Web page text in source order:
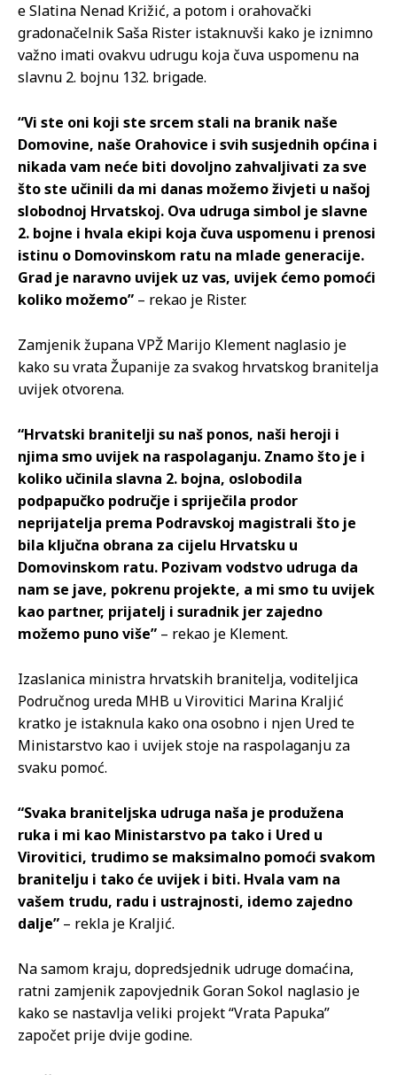
e Slatina Nenad Križić, a potom i orahovački
gradonačelnik Saša Rister istaknuvši kako je iznimno
važno imati ovakvu udrugu koja čuva uspomenu na
slavnu 2. bojnu 132. brigade.
“Vi ste oni koji ste srcem stali na branik naše
Domovine, naše Orahovice i svih susjednih općina i
nikada vam neće biti dovoljno zahvaljivati za sve
što ste učinili da mi danas možemo živjeti u našoj
slobodnoj Hrvatskoj. Ova udruga simbol je slavne
2. bojne i hvala ekipi koja čuva uspomenu i prenosi
istinu o Domovinskom ratu na mlade generacije.
Grad je naravno uvijek uz vas, uvijek ćemo pomoći
koliko možemo” – rekao je Rister.
Zamjenik župana VPŽ Marijo Klement naglasio je
kako su vrata Županije za svakog hrvatskog branitelja
uvijek otvorena.
“Hrvatski branitelji su naš ponos, naši heroji i
njima smo uvijek na raspolaganju. Znamo što je i
koliko učinila slavna 2. bojna, oslobodila
podpapučko područje i spriječila prodor
neprijatelja prema Podravskoj magistrali što je
bila ključna obrana za cijelu Hrvatsku u
Domovinskom ratu. Pozivam vodstvo udruga da
nam se jave, pokrenu projekte, a mi smo tu uvijek
kao partner, prijatelj i suradnik jer zajedno
možemo puno više” – rekao je Klement.
Izaslanica ministra hrvatskih branitelja, voditeljica
Područnog ureda MHB u Virovitici Marina Kraljić
kratko je istaknula kako ona osobno i njen Ured te
Ministarstvo kao i uvijek stoje na raspolaganju za
svaku pomoć.
“Svaka braniteljska udruga naša je produžena
ruka i mi kao Ministarstvo pa tako i Ured u
Virovitici, trudimo se maksimalno pomoći svakom
branitelju i tako će uvijek i biti. Hvala vam na
vašem trudu, radu i ustrajnosti, idemo zajedno
dalje” – rekla je Kraljić.
Na samom kraju, dopredsjednik udruge domaćina,
ratni zamjenik zapovjednik Goran Sokol naglasio je
kako se nastavlja veliki projekt “Vrata Papuka”
započet prije dvije godine.